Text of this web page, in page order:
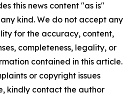
this news content "as is"
kind. We do not accept any
for the accuracy, content,
completeness, legality, or
contained in this article.
or copyright issues
kindly contact the author